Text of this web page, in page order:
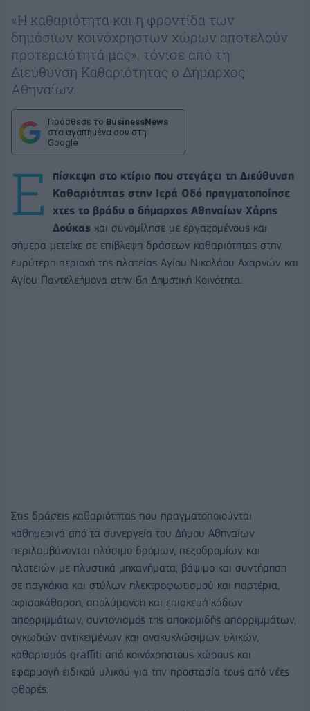
«Η καθαριότητα και η φροντίδα των
δημόσιων κοινόχρηστων χώρων αποτελούν
προτεραιότητά μας», τόνισε από τη
Διεύθυνση Καθαριότητας ο Δήμαρχος
Αθηναίων.
Πρόσθεσε το BusinessNews
στα αγαπημένα σου στη
Google
Ε
πίσκεψη στο κτίριο που στεγάζει τη Διεύθυνση
Καθαριότητας στην Ιερά Οδό πραγματοποίησε
χτες το βράδυ ο δήμαρχος Αθηναίων Χάρης
Δούκας και συνομίλησε με εργαζομένους και
σήμερα μετείχε σε επίβλεψη δράσεων καθαριότητας στην
ευρύτερη περιοχή της πλατείας Αγίου Νικολάου Αχαρνών και
Αγίου Παντελεήμονα στην 6η Δημοτική Κοινότητα.
Στις δράσεις καθαριότητας που πραγματοποιούνται
καθημερινά από τα συνεργεία του Δήμου Αθηναίων
περιλαμβάνονται πλύσιμο δρόμων, πεζοδρομίων και
πλατειών με πλυστικά μηχανήματα, βάψιμο και συντήρηση
σε παγκάκια και στύλων ηλεκτροφωτισμού και παρτέρια,
αφισοκάθαρση, απολύμανση και επισκευή κάδων
απορριμμάτων, συντονισμός της αποκομιδής απορριμμάτων,
ογκωδών αντικειμένων και ανακυκλώσιμων υλικών,
καθαρισμός graffiti από κοινόχρηστους χώρους και
εφαρμογή ειδικού υλικού για την προστασία τους από νέες
φθορές.